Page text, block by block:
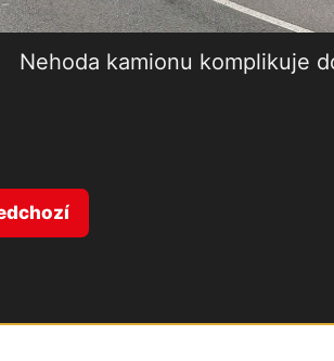
Nehoda kamionu komplikuje